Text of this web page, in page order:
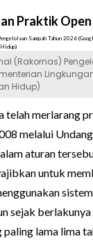
Praktik Open
(Rakornas)
Hidup)
telah merlarang
melalui
aturan
untuk
sejak
lama lima